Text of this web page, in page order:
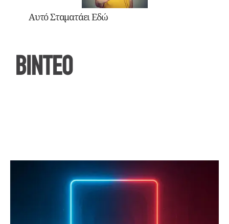
Αυτό Σταματάει Εδώ
ΒΙΝΤΕΟ